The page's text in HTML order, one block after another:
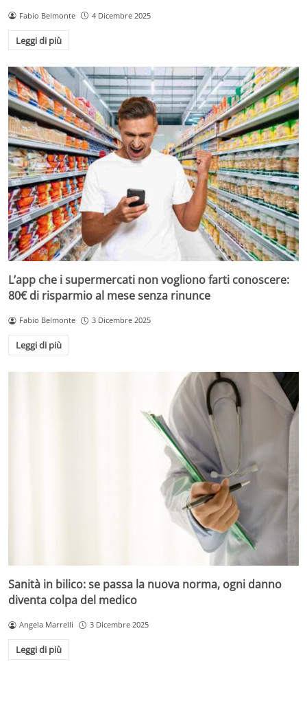
Fabio Belmonte 4 Dicembre 2025
Leggi di più
L’app che i supermercati non vogliono farti conoscere:
80€ di risparmio al mese senza rinunce
Fabio Belmonte 3 Dicembre 2025
Leggi di più
Sanità in bilico: se passa la nuova norma, ogni danno
diventa colpa del medico
Angela Marrelli 3 Dicembre 2025
Leggi di più